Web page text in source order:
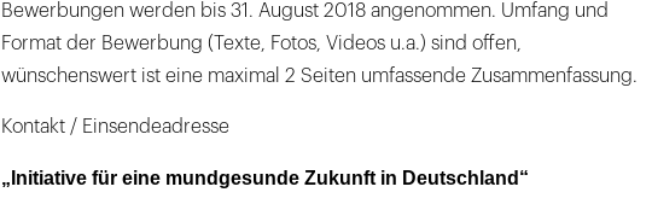
Bewerbungen werden bis 31. August 2018 angenommen. Umfang und
Format der Bewerbung (Texte, Fotos, Videos u.a.) sind offen,
wünschenswert ist eine maximal 2 Seiten umfassende Zusammenfassung.
Kontakt / Einsendeadresse
„Initiative für eine mundgesunde Zukunft in Deutschland“